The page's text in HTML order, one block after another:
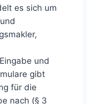
es sich um
und
gibt
für die
nach (§ 3